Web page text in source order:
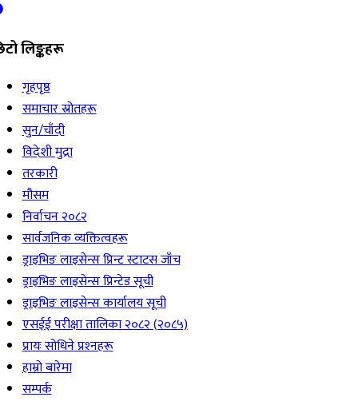
लिङ्कहरू
गृहपृष्ठ
समाचार स्रोतहरू
सुन/चाँदी
विदेशी मुद्रा
तरकारी
मौसम
निर्वाचन २०८२
सार्वजनिक व्यक्तित्वहरू
ड्राइभिङ लाइसेन्स प्रिन्ट स्टाटस जाँच
ड्राइभिङ लाइसेन्स प्रिन्टेड सूची
ड्राइभिङ लाइसेन्स कार्यालय सूची
एसईई परीक्षा तालिका २०८२ (२०८५)
प्रायः सोधिने प्रश्‍नहरू
हाम्रो बारेमा
सम्पर्क